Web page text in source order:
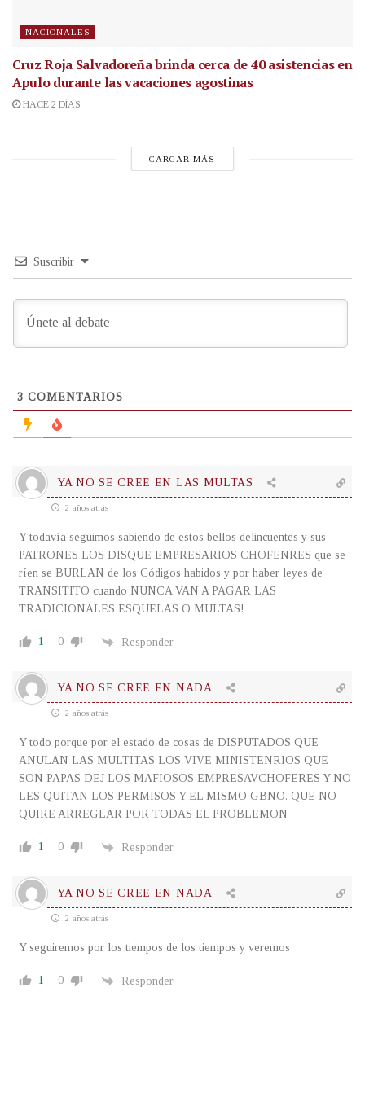
NACIONALES
Cruz Roja Salvadoreña brinda cerca de 40 asistencias en
Apulo durante las vacaciones agostinas
HACE 2 DÍAS
CARGAR MÁS
Suscribir
3 COMENTARIOS
YA NO SE CREE EN LAS MULTAS
2 años atrás
Y todavía seguimos sabiendo de estos bellos delincuentes y sus
PATRONES LOS DISQUE EMPRESARIOS CHOFENRES que se
ríen se BURLAN de los Códigos habidos y por haber leyes de
TRANSITITO cuando NUNCA VAN A PAGAR LAS
TRADICIONALES ESQUELAS O MULTAS!
1 0 Responder
YA NO SE CREE EN NADA
2 años atrás
Y todo porque por el estado de cosas de DISPUTADOS QUE
ANULAN LAS MULTITAS LOS VIVE MINISTENRIOS QUE
SON PAPAS DEJ LOS MAFIOSOS EMPRESAVCHOFERES Y NO
LES QUITAN LOS PERMISOS Y EL MISMO GBNO. QUE NO
QUIRE ARREGLAR POR TODAS EL PROBLEMON
1 0 Responder
YA NO SE CREE EN NADA
2 años atrás
Y seguiremos por los tiempos de los tiempos y veremos
1 0 Responder